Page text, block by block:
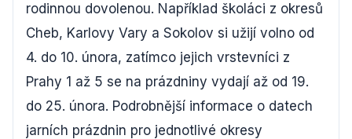
rodinnou dovolenou. Například školáci z okresů
Cheb, Karlovy Vary a Sokolov si užijí volno od
4. do 10. února, zatímco jejich vrstevníci z
Prahy 1 až 5 se na prázdniny vydají až od 19.
do 25. února. Podrobnější informace o datech
jarních prázdnin pro jednotlivé okresy